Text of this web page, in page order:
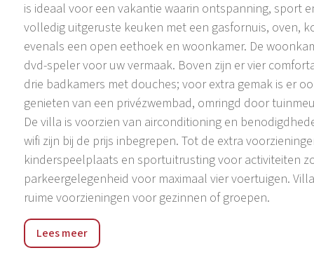
is ideaal voor een vakantie waarin ontspanning, sport
volledig uitgeruste keuken met een gasfornuis, oven,
evenals een open eethoek en woonkamer. De
dvd-speler voor uw vermaak. Boven zijn er vier
drie badkamers met douches; voor extra gemak is er
genieten van een privézwembad, omringd door
De villa is voorzien van airconditioning en
wifi zijn bij de prijs inbegrepen. Tot de extra
kinderspeelplaats en sportuitrusting voor activiteiten
parkeergelegenheid voor maximaal vier voertuigen.
ruime voorzieningen voor gezinnen of groepen.
Als alle wegen in Europa naar Rome leiden, zouden
schiereiland in Kroatië. Žminj is een pittoresk stadje in
Lees meer